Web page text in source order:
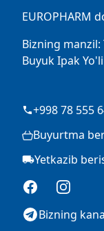
EUROPHARM
Bizning
Buyuk Ipak
+998 78 555
Buyurtma
Yetkazib
FacebookInstagram
Bizning